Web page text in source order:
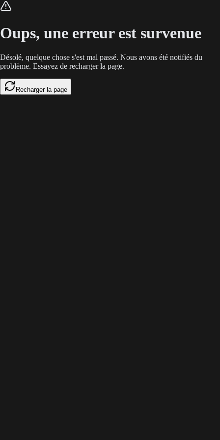
L'empilement d'outils B2B freine la réactivité commerciale. En 2026,
Oups, une erreur est survenue
Désolé, quelque chose s'est mal passé. Nous avons été notifiés du
problème. Essayez de recharger la page.
Recharger la page